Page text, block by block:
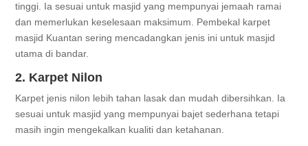
tinggi. Ia sesuai untuk masjid yang mempunyai jemaah ramai
dan memerlukan keselesaan maksimum. Pembekal karpet
masjid Kuantan sering mencadangkan jenis ini untuk masjid
utama di bandar.
2. Karpet Nilon
Karpet jenis nilon lebih tahan lasak dan mudah dibersihkan. Ia
sesuai untuk masjid yang mempunyai bajet sederhana tetapi
masih ingin mengekalkan kualiti dan ketahanan.